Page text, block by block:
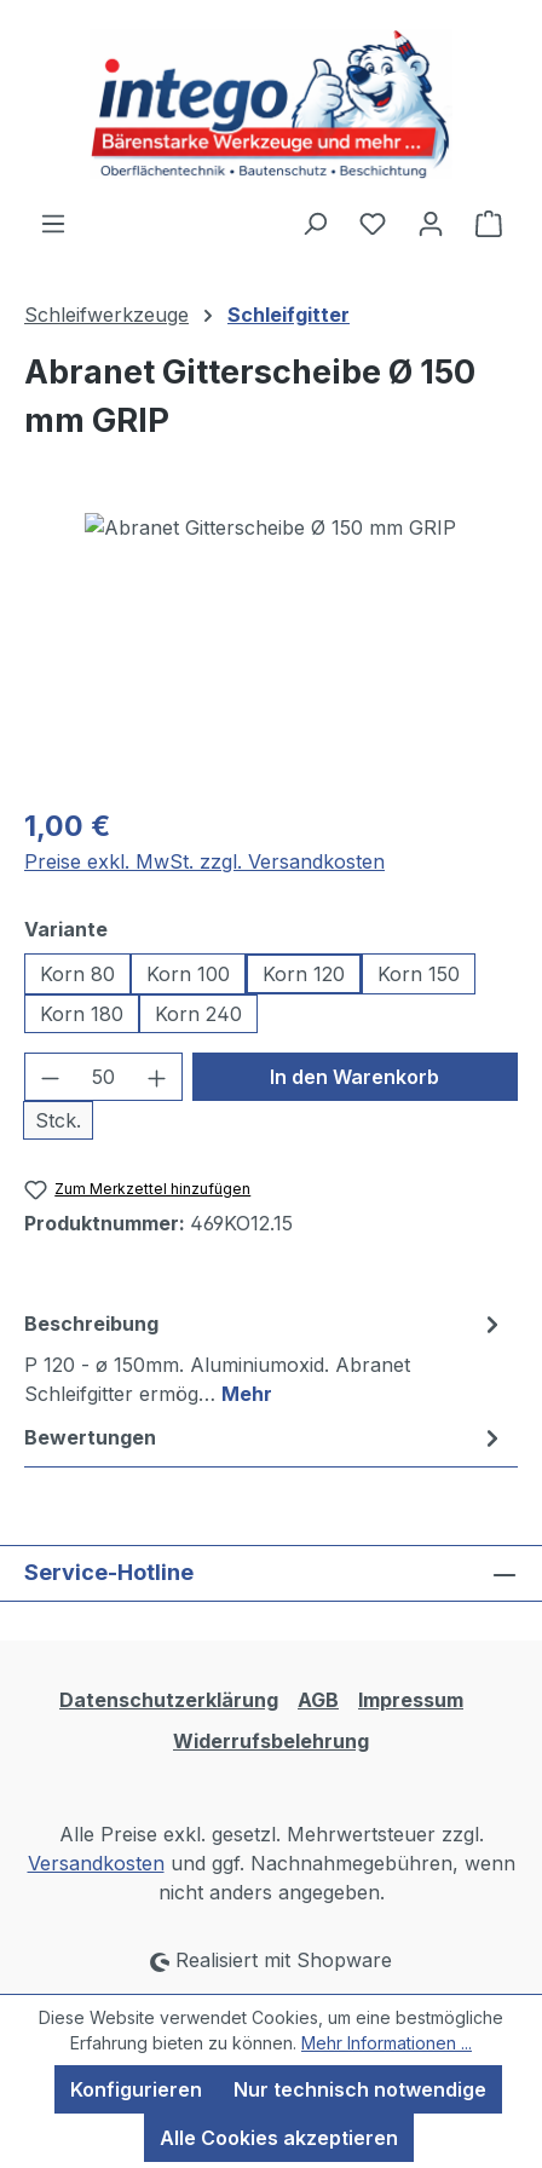
Du hast 0
Schleifwerkzeuge Schleifgitter
Abranet Gitterscheibe Ø 150
mm GRIP
Bildergalerie überspringen
1,00 €
Preise exkl. MwSt. zzgl. Versandkosten
Varianteauswählen
Korn 80
Korn 100 Korn 120
Korn 150
Korn 180
Korn 240
Produkt Anzahl: Gib den
Stck.
In den Warenkorb
Zum Merkzettel hinzufügen
Produktnummer: 469KO12.15
Beschreibung
P 120 - ø 150mm. Aluminiumoxid. Abranet
Schleifgitter ermög… Mehr
Bewertungen
Service-Hotline
Datenschutzerklärung AGB
Impressum
Widerrufsbelehrung
Alle Preise exkl. gesetzl. Mehrwertsteuer zzgl.
Versandkosten und ggf. Nachnahmegebühren, wenn
nicht anders angegeben.
Realisiert mit Shopware
Diese Website verwendet Cookies, um eine bestmögliche
Erfahrung bieten zu können. Mehr Informationen ...
Nur technisch notwendige
Konfigurieren
Alle Cookies akzeptieren